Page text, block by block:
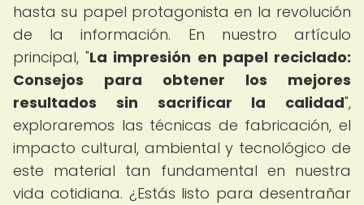
hasta su papel protagonista en la revolución
de la información. En nuestro artículo
principal, "La impresión en papel reciclado:
Consejos para obtener los mejores
resultados sin sacrificar la calidad",
exploraremos las técnicas de fabricación, el
impacto cultural, ambiental y tecnológico de
este material tan fundamental en nuestra
vida cotidiana. ¿Estás listo para desentrañar